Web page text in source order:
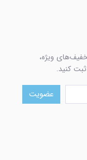
ویژه،
کنید.
عضویت